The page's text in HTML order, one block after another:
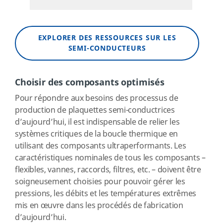
EXPLORER DES RESSOURCES SUR LES
SEMI-CONDUCTEURS
Choisir des composants optimisés
Pour répondre aux besoins des processus de
production de plaquettes semi-conductrices
d’aujourd’hui, il est indispensable de relier les
systèmes critiques de la boucle thermique en
utilisant des composants ultraperformants. Les
caractéristiques nominales de tous les composants –
flexibles, vannes, raccords, filtres, etc. – doivent être
soigneusement choisies pour pouvoir gérer les
pressions, les débits et les températures extrêmes
mis en œuvre dans les procédés de fabrication
d’aujourd’hui.